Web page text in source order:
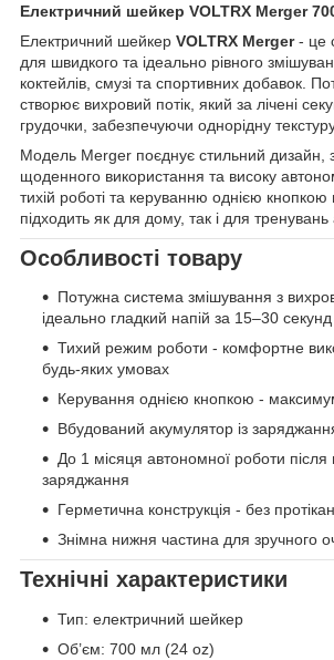
Електричний шейкер VOLTRX Merger
Електричний шейкер VOLTRX Merger- це
для швидкого та ідеально рівного
коктейлів, смузі та спортивних добавок.
створює вихровий потік, який за лічені
грудочки, забезпечуючи однорідну
Модель Merger поєднує стильний дизайн,
щоденного використання та високу
тихій роботі та керуванню однією
підходить як для дому, так і для тренувань
Особливості товару
Потужна система змішування з
ідеально гладкий напій за 15–30 секунд
Тихий режим роботи - комфортне
будь-яких умовах
Керування однією кнопкою -
Вбудований акумулятор із
До 1 місяця автономної роботи після
заряджання
Герметична конструкція - без
Знімна нижня частина для зручного
Технічні характеристики
Тип: електричний шейкер
Об’єм: 700 мл (24 oz)